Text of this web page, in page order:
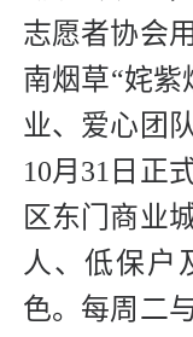
志愿者协会
南烟草“姹紫
业、爱心团
10月31日正
区东门商业
人、低保户
色。每周二